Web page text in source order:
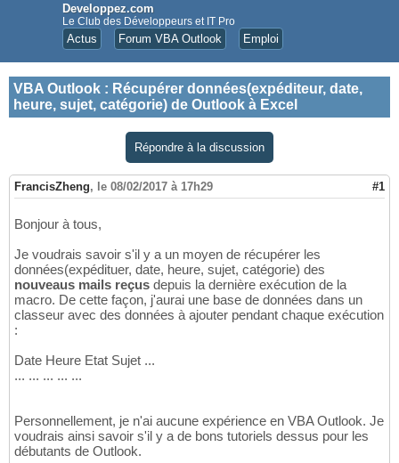
Developpez.com
Le Club des Développeurs et IT Pro
Actus Forum VBA Outlook Emploi
VBA Outlook : Récupérer données(expéditeur, date,
heure, sujet, catégorie) de Outlook à Excel
Répondre à la discussion
FrancisZheng, le 08/02/2017 à 17h29 #1
Bonjour à tous,
Je voudrais savoir s'il y a un moyen de récupérer les
données(expédituer, date, heure, sujet, catégorie) des
nouveaus mails reçus depuis la dernière exécution de la
macro. De cette façon, j'aurai une base de données dans un
classeur avec des données à ajouter pendant chaque exécution
:
Date Heure Etat Sujet ...
... ... ... ... ...
Personnellement, je n'ai aucune expérience en VBA Outlook. Je
voudrais ainsi savoir s'il y a de bons tutoriels dessus pour les
débutants de Outlook.